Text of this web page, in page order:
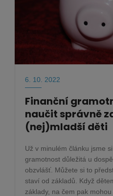
6. 10. 2022
Finanční
naučit správně
(nej)mladší děti
Už v minulém článku jsme
gramotnost důležitá u
obzvlášť. Můžete si to
staví od základů. Když
základy, na čem pak